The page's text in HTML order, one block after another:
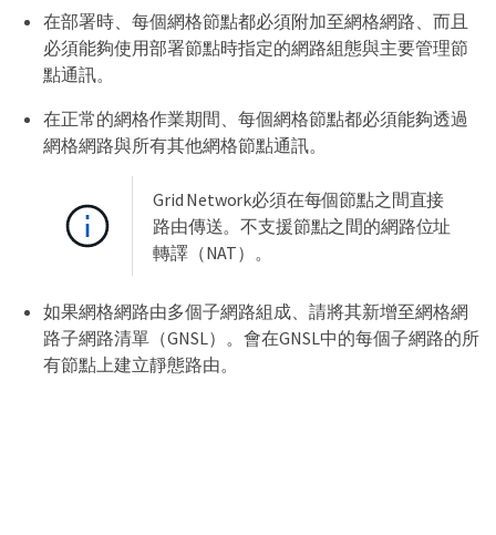
在部署時、每個網格節點都必須附加至網格網路、而且
必須能夠使用部署節點時指定的網路組態與主要管理節
點通訊。
在正常的網格作業期間、每個網格節點都必須能夠透過
網格網路與所有其他網格節點通訊。
Grid Network必須在每個節點之間直接
路由傳送。不支援節點之間的網路位址
轉譯（NAT）。
如果網格網路由多個子網路組成、請將其新增至網格網
路子網路清單（GNSL）。會在GNSL中的每個子網路的所
有節點上建立靜態路由。